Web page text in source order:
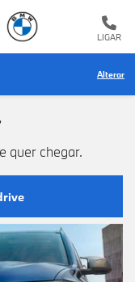
LIGAR
Alterar
quer chegar.